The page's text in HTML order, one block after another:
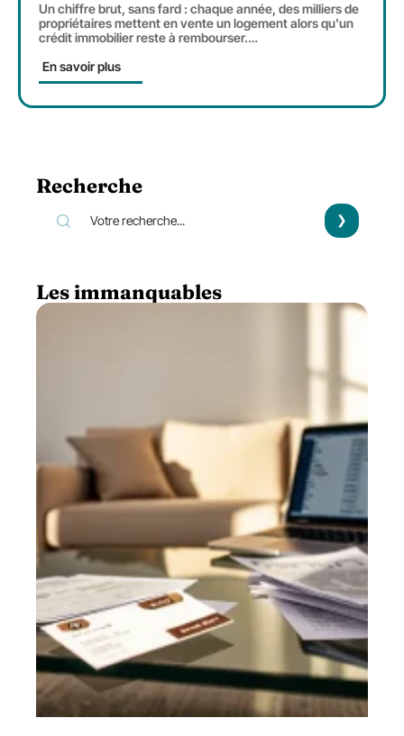
Un chiffre brut, sans fard : chaque année, des milliers de
propriétaires mettent en vente un logement alors qu'un
crédit immobilier reste à rembourser.…
En savoir plus
Recherche
Les immanquables